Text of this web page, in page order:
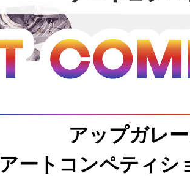
アップガレ
アートコンペティシ